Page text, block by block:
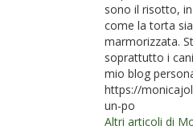
sono il risotto,
come la torta
marmorizzata.
soprattutto i
mio blog
https://
un-po
Altri articoli di